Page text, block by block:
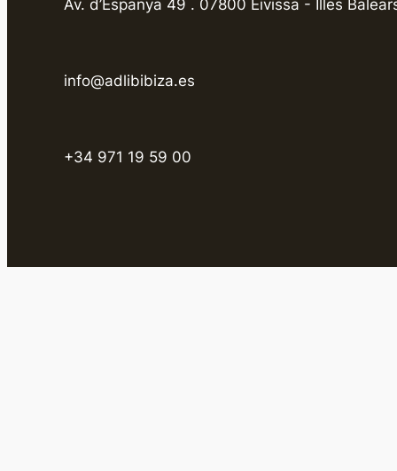
Av. d’Espanya 49 . 07800 Eivissa - Illes
info@adlibibiza.es
+34 971 19 59 00